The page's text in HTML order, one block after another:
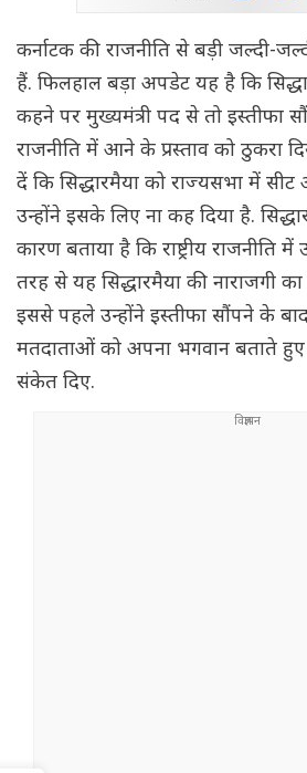
कर्नाटक की राजनीति से बड़ी जल्दी-
हैं. फिलहाल बड़ा अपडेट यह है कि
कहने पर मुख्यमंत्री पद से तो इस्तीफा
राजनीति में आने के प्रस्ताव को ठुकरा
दें कि सिद्धारमैया को राज्यसभा में
उन्होंने इसके लिए ना कह दिया है.
कारण बताया है कि राष्ट्रीय राजनीति
तरह से यह सिद्धारमैया की नाराजगी
इससे पहले उन्होंने इस्तीफा सौंपने के
मतदाताओं को अपना भगवान बताते
संकेत दिए.